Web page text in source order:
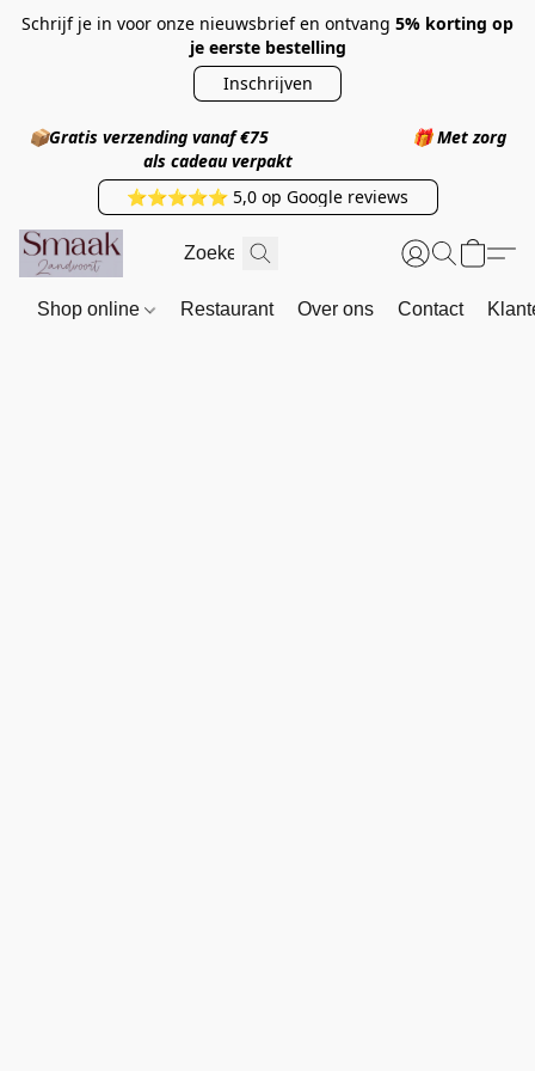
Schrijf je in voor onze nieuwsbrief en ontvang 5% korting op
je eerste bestelling
Inschrijven
📦Gratis verzending vanaf €75 🎁Met zorg
als cadeau verpakt
⭐⭐⭐⭐⭐ 5,0 op Google reviews
Shop online Restaurant Over ons Contact